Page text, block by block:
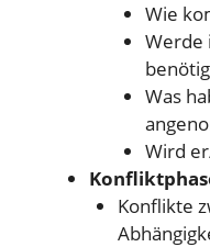
Wie
Werde
Was
Wird
Konflikte